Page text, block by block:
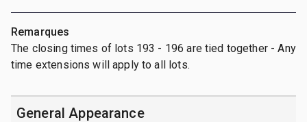
Remarques
The closing times of lots 193 - 196 are tied together - Any
time extensions will apply to all lots.
General Appearance